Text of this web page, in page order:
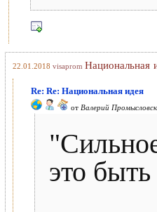
22.01.2018 visaprom Национальная
Re: Re: Национальная идея
от Валерий
это